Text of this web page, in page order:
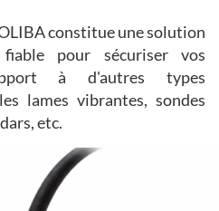
constitue une solution
pour sécuriser vos
à d'autres types
lames vibrantes, sondes
etc.